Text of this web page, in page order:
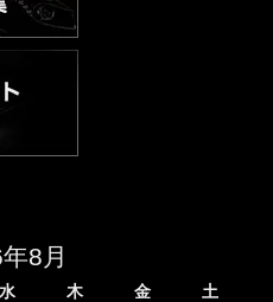
8月
水 木 金
土